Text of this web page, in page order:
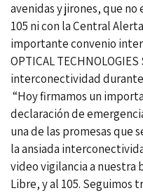
avenidas y jirones, que
105 ni con la Central
importante convenio
OPTICAL
interconectividad durante
“Hoy firmamos un
declaración de
una de las promesas que
la ansiada
video vigilancia a nuestra
Libre, y al 105. Seguimos